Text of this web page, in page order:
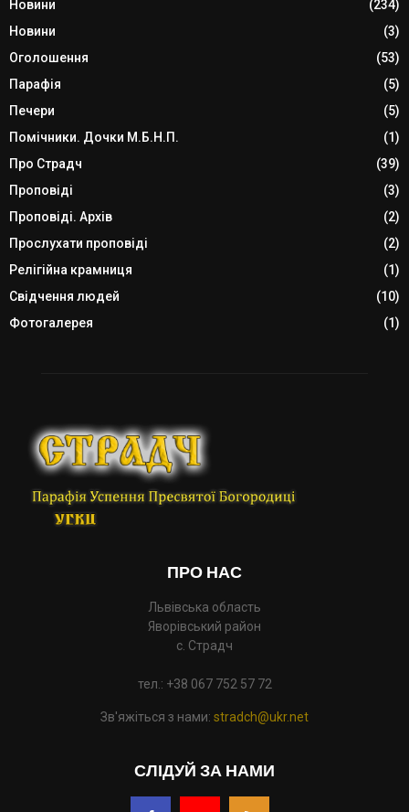
Новини
(234)
Новини
(3)
Оголошення
(53)
Парафія
(5)
Печери
(5)
Помічники. Дочки М.Б.Н.П.
(1)
Про Страдч
(39)
Проповіді
(3)
Проповіді. Архів
(2)
Прослухати проповіді
(2)
Релігійна крамниця
(1)
Свідчення людей
(10)
Фотогалерея
(1)
ПРО НАС
Львівська область
Яворівський район
с. Страдч
тел.: +38 067 752 57 72
Зв'яжіться з нами: stradch@ukr.net
СЛІДУЙ ЗА НАМИ